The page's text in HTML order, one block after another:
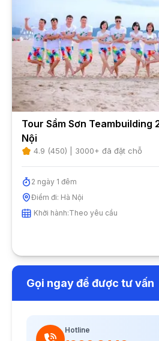
Tour Sầm Sơn Teambuilding
Nội
4.9 (450) | 3000+ đã đặt chỗ
2 ngày 1 đêm
Điểm đi: Hà Nội
Khởi hành:Theo yêu cầu
Gọi ngay để được tư vấn
Hotline